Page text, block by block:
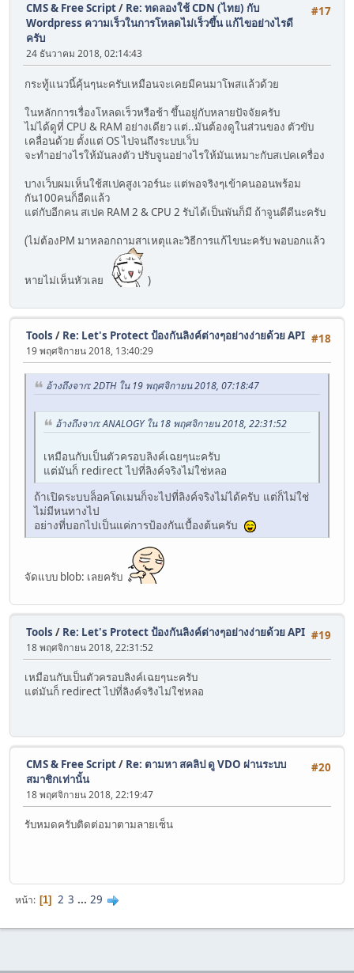
#17
CMS & Free Script/ Re: ทดลองใช้ CDN (ไทย) กับ
Wordpress ความเร็วในการโหลดไม่เร็วขึ้น แก้ไขอย่างไรดี
ครับ
24 ธันวาคม 2018, 02:14:43
กระทู้แนวนี้คุ้นๆนะครับเหมือนจะเคยมีคนมาโพสแล้วด้วย
ในหลักการเรื่องโหลดเร็วหรือช้า ขึ้นอยู่กับหลายปัจจัยครับ
ไม่ได้ดูที่ CPU & RAM อย่างเดียว แต่..มันต้องดูในส่วนของ ตัวขับ
เคลื่อนด้วย ตั้งแต่ OS ไปจนถึงระบบเว็บ
จะทำอย่างไรให้มันลงตัว ปรับจูนอย่างไรให้มันเหมาะกับสเปคเครื่อง
บางเว็บผมเห็นใช้สเปคสูงเวอร์นะ แต่พอจริงๆเข้าคนออนพร้อม
กัน100คนก็อืดแล้ว
แต่กับอีกคน สเปค RAM 2 & CPU 2 รับได้เป็นพันก็มี ถ้าจูนดีดีนะครับ
(ไม่ต้องPM มาหลอกถามสาเหตุและวิธีการแก้ไขนะครับ พอบอกแล้ว
หายไม่เห็นหัวเลย )
#18
Tools / Re: Let's Protect ป้องกันลิงค์ต่างๆอย่างง่ายด้วย API
19 พฤศจิกายน 2018, 13:40:29
อ้างถึงจาก: 2DTH ใน 19 พฤศจิกายน 2018, 07:18:47
อ้างถึงจาก: ANALOGY ใน 18 พฤศจิกายน 2018, 22:31:52
เหมือนกับเป็นตัวครอบลิงค์เฉยๆนะครับ
แต่มันก็ redirect ไปที่ลิงค์จริงไม่ใช่หลอ
ถ้าเปิดระบบล็อคโดเมนก็จะไปที่ลิงค์จริงไม่ได้ครับ แต่ก็ไม่ใช่
ไม่มีหนทางไป
อย่างที่บอกไปเป็นแค่การป้องกันเบื้องต้นครับ
จัดแบบ blob: เลยครับ
#19
Tools / Re: Let's Protect ป้องกันลิงค์ต่างๆอย่างง่ายด้วย API
18 พฤศจิกายน 2018, 22:31:52
เหมือนกับเป็นตัวครอบลิงค์เฉยๆนะครับ
แต่มันก็ redirect ไปที่ลิงค์จริงไม่ใช่หลอ
#20
CMS & Free Script/ Re: ตามหา สคลิป ดู VDO ผ่านระบบ
สมาชิกเท่านั้น
18 พฤศจิกายน 2018, 22:19:47
รับหมดครับติดต่อมาตามลายเซ็น
หน้า 1 2 3 ... 29